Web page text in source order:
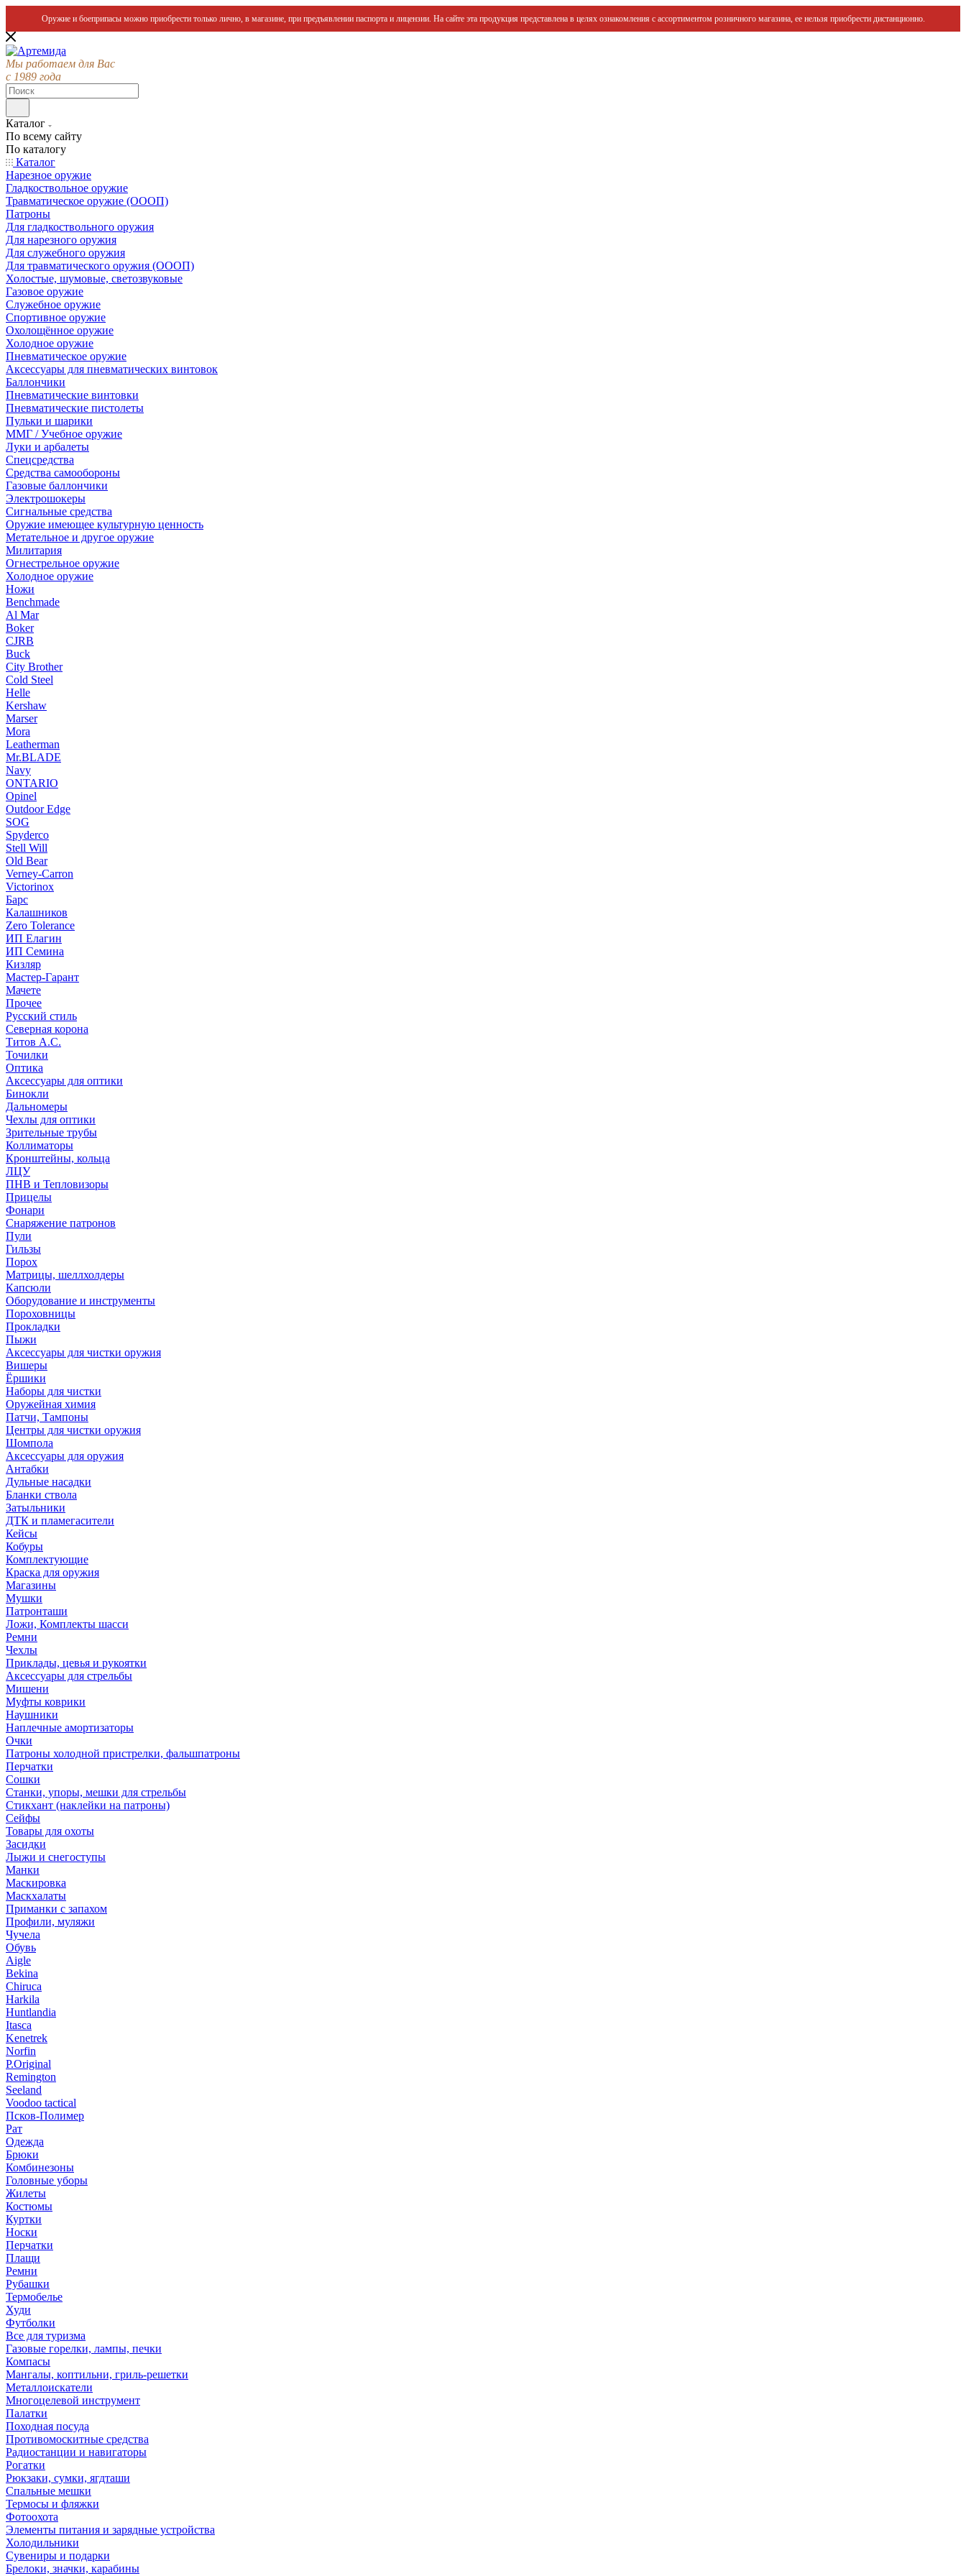
Оружие и боеприпасы можно приобрести только лично, в магазине, при предъявлении паспорта и лицензии. На сайте эта продукция представлена в целях ознакомления с ассортиментом розничного магазина, ее нельзя приобрести дистанционно.
Мы работаем для Вас
с 1989 года
Каталог
По всему сайту
По каталогу
Каталог
Нарезное оружие
Гладкоствольное оружие
Травматическое оружие (ОООП)
Патроны
Для гладкоствольного оружия
Для нарезного оружия
Для служебного оружия
Для травматического оружия (ОООП)
Холостые, шумовые, светозвуковые
Газовое оружие
Служебное оружие
Спортивное оружие
Охолощённое оружие
Холодное оружие
Пневматическое оружие
Аксессуары для пневматических винтовок
Баллончики
Пневматические винтовки
Пневматические пистолеты
Пульки и шарики
ММГ / Учебное оружие
Луки и арбалеты
Спецсредства
Средства самообороны
Газовые баллончики
Электрошокеры
Сигнальные средства
Оружие имеющее культурную ценность
Метательное и другое оружие
Милитария
Огнестрельное оружие
Холодное оружие
Ножи
Benchmade
Al Mar
Boker
CJRB
Buck
City Brother
Cold Steel
Helle
Kershaw
Marser
Mora
Leatherman
Mr.BLADE
Navy
ONTARIO
Opinel
Outdoor Edge
SOG
Spyderco
Stell Will
Old Bear
Verney-Carron
Victorinox
Барс
Калашников
Zero Tolerance
ИП Елагин
ИП Семина
Кизляр
Мастер-Гарант
Мачете
Прочее
Русский стиль
Северная корона
Титов А.С.
Точилки
Оптика
Аксессуары для оптики
Бинокли
Дальномеры
Чехлы для оптики
Зрительные трубы
Коллиматоры
Кронштейны, кольца
ЛЦУ
ПНВ и Тепловизоры
Прицелы
Фонари
Снаряжение патронов
Пули
Гильзы
Порох
Матрицы, шеллхолдеры
Капсюли
Оборудование и инструменты
Пороховницы
Прокладки
Пыжи
Аксессуары для чистки оружия
Вишеры
Ёршики
Наборы для чистки
Оружейная химия
Патчи, Тампоны
Центры для чистки оружия
Шомпола
Аксессуары для оружия
Антабки
Дульные насадки
Бланки ствола
Затыльники
ДТК и пламегасители
Кейсы
Кобуры
Комплектующие
Краска для оружия
Магазины
Мушки
Патронташи
Ложи, Комплекты шасси
Ремни
Чехлы
Приклады, цевья и рукоятки
Аксессуары для стрельбы
Мишени
Муфты коврики
Наушники
Наплечные амортизаторы
Очки
Патроны холодной пристрелки, фальшпатроны
Перчатки
Сошки
Станки, упоры, мешки для стрельбы
Стикхант (наклейки на патроны)
Сейфы
Товары для охоты
Засидки
Лыжи и снегоступы
Манки
Маскировка
Маскхалаты
Приманки с запахом
Профили, муляжи
Чучела
Обувь
Aigle
Bekina
Chiruсa
Harkila
Huntlandia
Itasca
Kenetrek
Norfin
P.Original
Remington
Seeland
Voodoo tactical
Псков-Полимер
Рат
Одежда
Брюки
Комбинезоны
Головные уборы
Жилеты
Костюмы
Куртки
Носки
Перчатки
Плащи
Ремни
Рубашки
Термобелье
Худи
Футболки
Все для туризма
Газовые горелки, лампы, печки
Компасы
Мангалы, коптильни, гриль-решетки
Металлоискатели
Многоцелевой инструмент
Палатки
Походная посуда
Противомоскитные средства
Радиостанции и навигаторы
Рогатки
Рюкзаки, сумки, ягдташи
Спальные мешки
Термосы и фляжки
Фотоохота
Элементы питания и зарядные устройства
Холодильники
Сувениры и подарки
Брелоки, значки, карабины